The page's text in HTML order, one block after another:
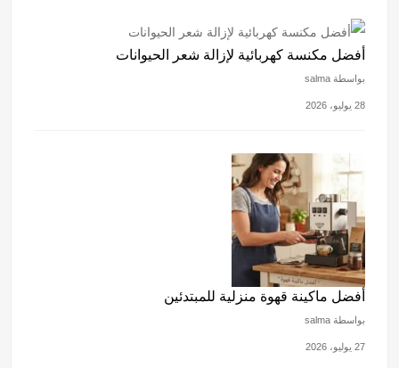
أفضل مكنسة كهربائية لإزالة شعر الحيوانات
بواسطة salma
28 يوليو، 2026
أفضل ماكينة قهوة منزلية للمبتدئين
بواسطة salma
27 يوليو، 2026